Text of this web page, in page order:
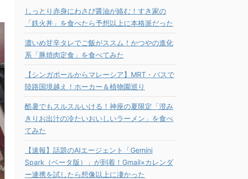
しっとり赤身にわさび醤油が絡む！すき家の
「鉄火丼」を食べたら予想以上に本格派だった
濃いめ甘辛タレでご飯がススム！かつやの進化
系「豚焼肉定食」を食べてみた
【シンガポールからマレーシア】MRT・バスで
陸路国境越え！ホーカー＆植物園巡り
酷暑でもスルスルいける！神座の夏限定「澄み
きりお出汁の冷たいおいしいラーメン」を食べ
てみた
【速報】話題のAIエージェント「Gemini
Spark（ベータ版）」が到着！Gmail×カレンダ
ー連携を試したら想像以上に凄かった